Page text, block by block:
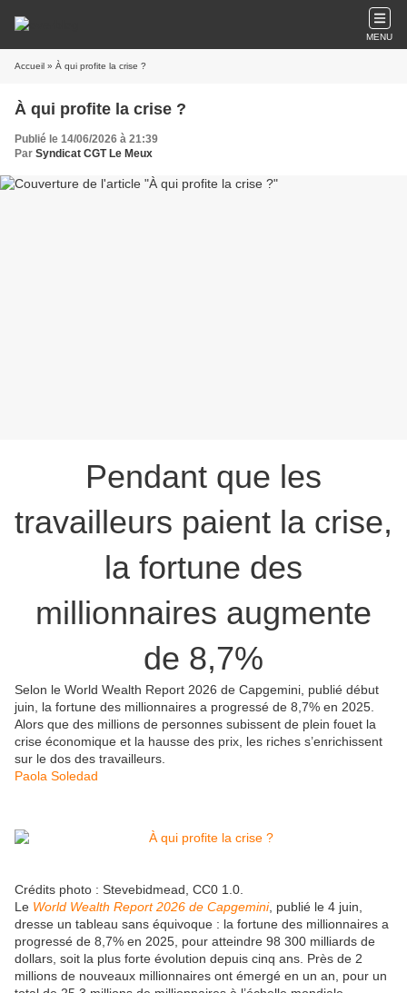
MENU
Accueil » À qui profite la crise ?
À qui profite la crise ?
Publié le 14/06/2026 à 21:39
Par Syndicat CGT Le Meux
Pendant que les
travailleurs paient la crise,
la fortune des
millionnaires augmente
de 8,7%
Selon le World Wealth Report 2026 de Capgemini, publié début
juin, la fortune des millionnaires a progressé de 8,7% en 2025.
Alors que des millions de personnes subissent de plein fouet la
crise économique et la hausse des prix, les riches s’enrichissent
sur le dos des travailleurs.
Paola Soledad
Crédits photo : Stevebidmead, CC0 1.0.
Le World Wealth Report 2026 de Capgemini, publié le 4 juin,
dresse un tableau sans équivoque : la fortune des millionnaires a
progressé de 8,7% en 2025, pour atteindre 98 300 milliards de
dollars, soit la plus forte évolution depuis cinq ans. Près de 2
millions de nouveaux millionnaires ont émergé en un an, pour un